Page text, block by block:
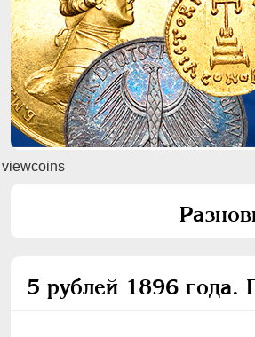
viewcoins
5 рублей 1896 года.